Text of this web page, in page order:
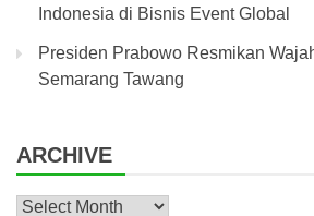
Indonesia di Bisnis Event Global
Presiden Prabowo Resmikan
Semarang Tawang
ARCHIVE
Archive